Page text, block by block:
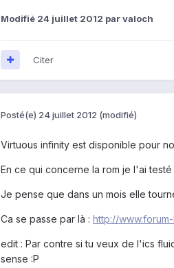
Modifié 24 juillet 2012 par valoch
Citer
Posté(e) 24 juillet 2012 (modifié)
Virtuous infinity est disponible pour
En ce qui concerne la rom je l'ai
Je pense que dans un mois elle
Ca se passe par là : http://
edit : Par contre si tu veux de l'ics
sense :P